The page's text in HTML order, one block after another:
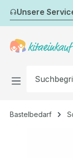
Zum Hauptinhalt
Unsere
Bastelbedarf